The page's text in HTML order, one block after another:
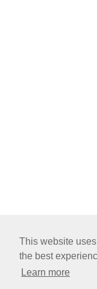
This website
the best
Learn more